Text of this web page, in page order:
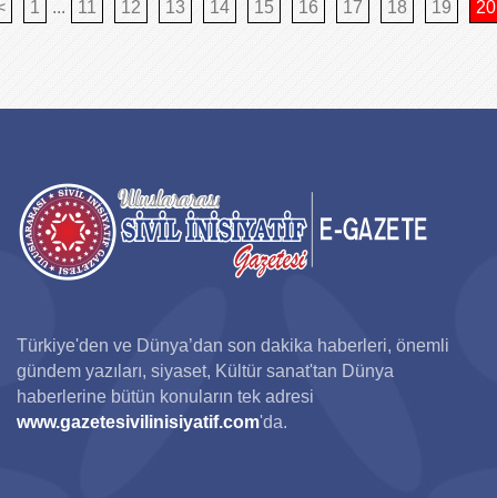
1 ... 11 12 13 14 15 16 17 18 19 20
Türkiye'den ve Dünya’dan son dakika haberleri, önemli
gündem yazıları, siyaset, Kültür sanat'tan Dünya
haberlerine bütün konuların tek adresi
www.gazetesivilinisiyatif.com'da.